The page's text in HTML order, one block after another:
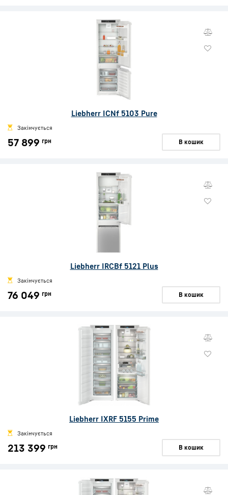
Liebherr ICNf 5103 Pure
Закінчується
57 899 грн В кошик
Liebherr IRCBf 5121 Plus
Закінчується
76 049 грн В кошик
Liebherr IXRF 5155 Prime
Закінчується
213 399 грн В кошик